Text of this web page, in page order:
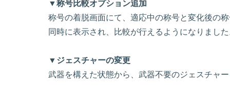
▼称号比較オプション追加
称号の着脱画面にて、適応中の称号と変化後の
同時に表示され、比較が行えるようになりまし
▼ジェスチャーの変更
武器を構えた状態から、武器不要のジェスチャ